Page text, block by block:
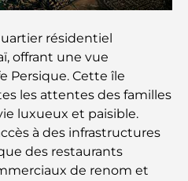
de Dubaï : Quand la
la culture
les plus chères qui
mesure
résidentiel
offrant une vue
Persique. Cette île
les attentes des familles
luxueux et paisible.
à des infrastructures
des restaurants
de renom et